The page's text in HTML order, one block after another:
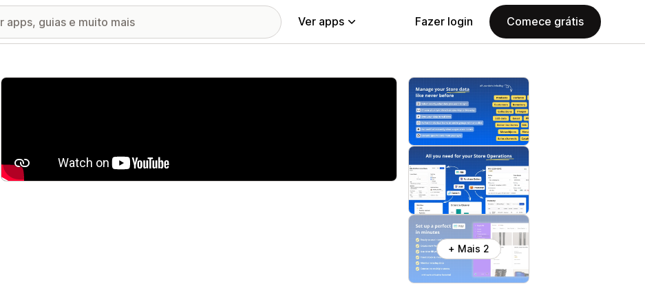
Ver apps Fazer login Comece grátis
Galeria de imagens em destaque
+ Mais 2